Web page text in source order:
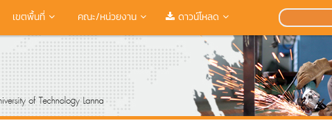
เขตพื้นที่ คณะ/หน่วยงาน ดาวน์โหลด